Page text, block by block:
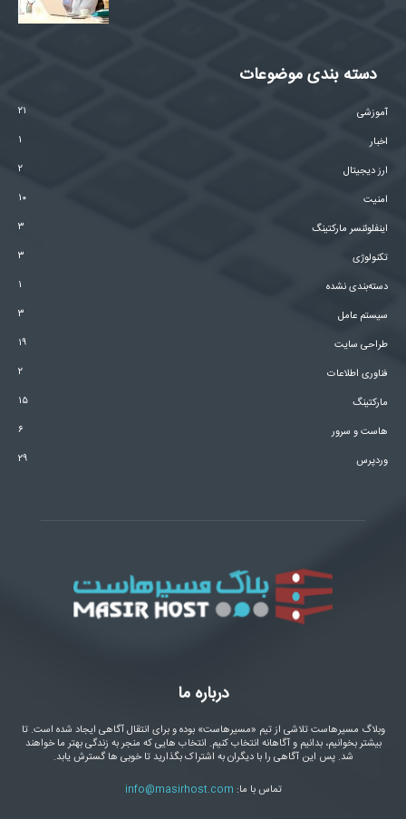
دسته بندی موضوعات
آموزشی
۲۱
اخبار
۱
ارز دیجیتال
۲
امنیت
۱۰
اینفلوئنسر مارکتینگ
۳
تکنولوژی
۳
دسته‌بندی نشده
۱
سیستم عامل
۳
طراحی سایت
۱۹
فناوری اطلاعات
۲
مارکتینگ
۱۵
هاست و سرور
۶
وردپرس
۲۹
درباره ما
وبلاگ مسیرهاست تلاشی از تیم «مسیرهاست» بوده و برای انتقال آگاهی ایجاد شده است. تا
بیشتر بخوانیم، بدانیم و آگاهانه انتخاب کنیم. انتخاب هایی که منجر به زندگی بهتر ما خواهند
شد. پس این آگاهی را با دیگران به اشتراک بگذارید تا خوبی ها گسترش یابد.
تماس با ما: info@masirhost.com